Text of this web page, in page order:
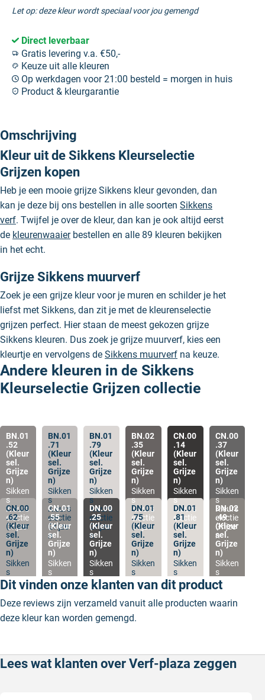
Let op: deze kleur wordt speciaal voor jou gemengd
Direct leverbaar
Gratis levering v.a. €50,-
Keuze uit alle kleuren
Op werkdagen voor 21:00 besteld = morgen in huis
Product & kleurgarantie
Omschrijving
Kleur uit de Sikkens Kleurselectie
Grijzen kopen
Heb je een mooie grijze Sikkens kleur gevonden, dan
kan je deze bij ons bestellen in alle soorten Sikkens
verf. Twijfel je over de kleur, dan kan je ook altijd eerst
de kleurenwaaierbestellen en alle 89 kleuren bekijken
in het echt.
Grijze Sikkens muurverf
Zoek je een grijze kleur voor je muren en schilder je het
liefst met Sikkens, dan zit je met de kleurenselectie
grijzen perfect. Hier staan de meest gekozen grijze
Sikkens kleuren. Dus zoek je grijze muurverf, kies een
kleurtje en vervolgens de Sikkens muurverf na keuze.
Andere kleuren in de Sikkens
Kleurselectie Grijzen collectie
BN.01
.52
(Kleur
sel.
Grijze
n)
Sikken
s
Kleurs
electie
Grijze
n
BN.01
.71
(Kleur
sel.
Grijze
n)
Sikken
s
Kleurs
electie
Grijze
n
BN.01
.79
(Kleur
sel.
Grijze
n)
Sikken
s
Kleurs
electie
Grijze
n
BN.02
.35
(Kleur
sel.
Grijze
n)
Sikken
s
Kleurs
electie
Grijze
n
CN.00
.14
(Kleur
sel.
Grijze
n)
Sikken
s
Kleurs
electie
Grijze
n
CN.00
.37
(Kleur
sel.
Grijze
n)
Sikken
s
Kleurs
electie
Grijze
n
CN.00
.62
(Kleur
sel.
Grijze
n)
Sikken
s
Kleurs
electie
Grijze
n
CN.01
.55
(Kleur
sel.
Grijze
n)
Sikken
s
Kleurs
electie
Grijze
n
DN.00
.25
(Kleur
sel.
Grijze
n)
Sikken
s
Kleurs
electie
Grijze
n
DN.01
.75
(Kleur
sel.
Grijze
n)
Sikken
s
Kleurs
electie
Grijze
n
DN.01
.81
(Kleur
sel.
Grijze
n)
Sikken
s
Kleurs
electie
Grijze
n
DN.02
.49
(Kleur
sel.
Grijze
n)
Sikken
s
Kleurs
electie
Grijze
n
Dit vinden onze klanten van dit product
Deze reviews zijn verzameld vanuit alle producten waarin
deze kleur kan worden gemengd.
Lees wat klanten over Verf-plaza zeggen